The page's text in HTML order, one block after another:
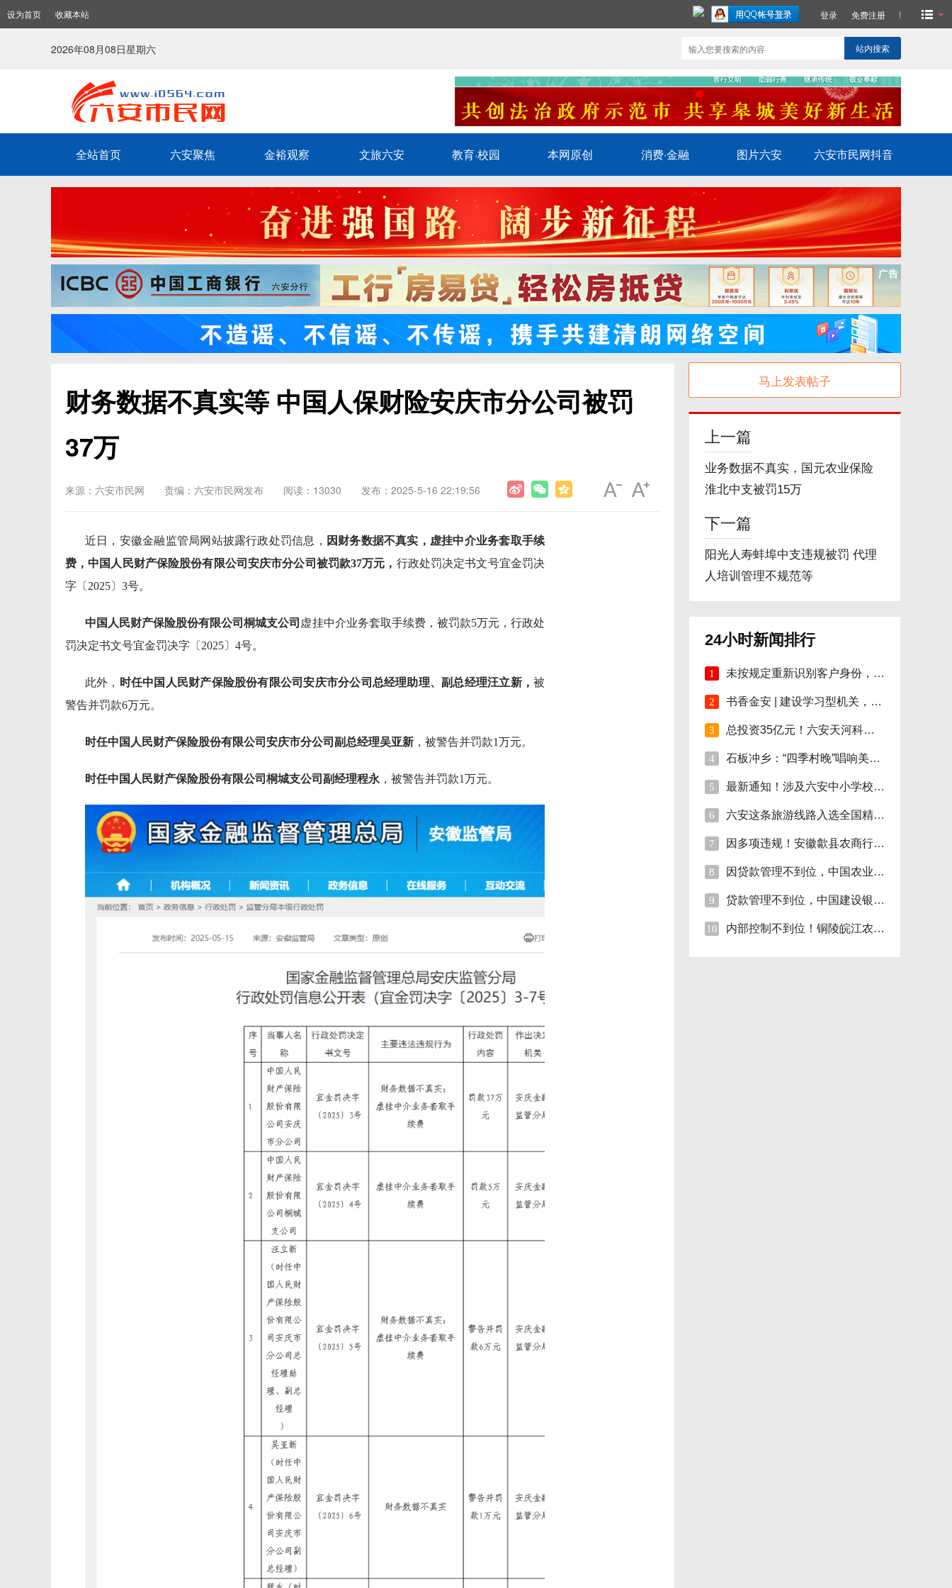
设为首页 收藏本站 登录 免费注册
2026年08月08日星期六 站内搜索
全站首页 六安聚焦 金裕观察 文旅六安 教育·校园 本网原创 消费·金融 图片六安 六安市民网抖音
财务数据不真实等 中国人保财险安庆市分公司被罚
37万
来源：六安市民网 责编：六安市民网发布 阅读：13030 发布：2025-5-16 22:19:56
近日，安徽金融监管局网站披露行政处罚信息， 因财务数据不真实，虚挂中介业务套取手续
费，中国人民财产保险股份有限公司安庆市分公司被罚款37万元， 行政处罚决定书文号宜金罚决
字〔2025〕3号。
中国人民财产保险股份有限公司桐城支公司 虚挂中介业务套取手续费，被罚款5万元，行政处
罚决定书文号宜金罚决字〔2025〕4号。
此外， 时任中国人民财产保险股份有限公司安庆市分公司总经理助理、副总经理汪立新，被
警告并罚款6万元。
时任中国人民财产保险股份有限公司安庆市分公司副总经理吴亚新 ，被警告并罚款1万元。
时任中国人民财产保险股份有限公司桐城支公司副经理程永 ，被警告并罚款1万元。
马上发表帖子
上一篇
业务数据不真实，国元农业保险
淮北中支被罚15万
下一篇
阳光人寿蚌埠中支违规被罚 代理
人培训管理不规范等
24小时新闻排行
1 未按规定重新识别客户身份，安徽明光农商行
2 书香金安 | 建设学习型机关，孙岗这样做！
3 总投资35亿元！六安天河科技学院项目开工！
4 石板冲乡：“四季村晚”唱响美好新生活
5 最新通知！涉及六安中小学校伙食费
6 六安这条旅游线路入选全国精品!
7 因多项违规！安徽歙县农商行合计被罚110万
8 因贷款管理不到位，中国农业银行砀山支行被
9 贷款管理不到位，中国建设银行股份砀山支行
10 内部控制不到位！铜陵皖江农村商行被罚35万